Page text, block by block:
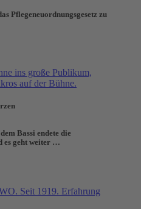
Pflegeneuordnungsgesetz zu
Bassi endete die
es geht weiter …